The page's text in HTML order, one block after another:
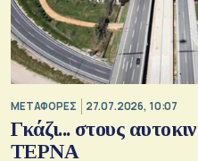
ΜΕΤΑΦΟΡΕΣ 27.07.2026, 10:07
Γκάζι... στους
ΤΕΡΝΑ